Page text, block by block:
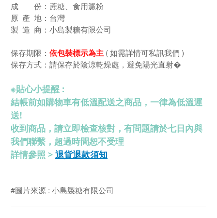
成 份：蔗糖、食用澱粉
原 產 地：台灣
製 造 商：小島製糖有限公司
保存期限： 依包裝標示為主 ( 如需詳情可私訊我們 )
保存方式：請保存於陰涼乾燥處，避免陽光直射�
※貼心小提醒 :
結帳前如購物車有低溫配送之商品，一律為低溫運
送!
收到商品，請立即檢查核對，有問題請於七日內與
我們聯繫，超過時間恕不受理
詳情參照 > 退貨退款須知
#圖片來源 : 小島製糖有限公司